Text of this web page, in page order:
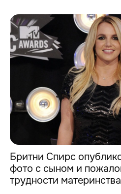
Бритни Спирс
фото с сыном и
трудности материнства